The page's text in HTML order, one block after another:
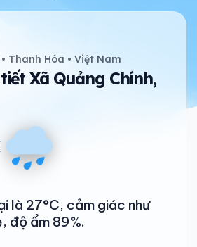
Thanh Hóa • Việt Nam
Xã Quảng Chính,
là 27°C, cảm giác như
độ ẩm 89%.